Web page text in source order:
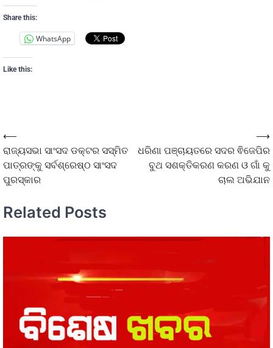
Share this:
WhatsApp
Like this:
⟵
ରାଜ୍ୟସଭା ସାଂସଦ ଡକ୍ଟର ସସ୍ମିତ
ପାତ୍ରଙ୍କୁ ସର୍ବଶ୍ରେଷ୍ଠ ସାଂସଦ
ପୁରସ୍କାର
ଧରିଣା ପଞ୍ଚାୟତରେ ସଦର ଵିଜେପିର
ବୁଥ ସଶକ୍ତିକରଣ କରଣ ଓ ଗାଁ କୁ
ଚାଲ ଅଭିଯାନ
⟶
Related Posts